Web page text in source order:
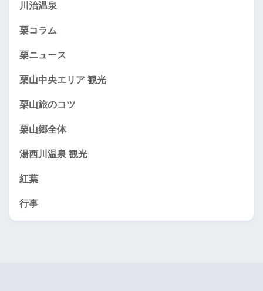
川治温泉
栗コラム
栗ニュース
栗山中央エリア 観光
栗山旅のコツ
栗山郷全体
湯西川温泉 観光
紅葉
行事